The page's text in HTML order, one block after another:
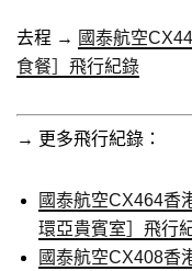
去程 → 國泰航空
食餐］飛行紀錄
→ 更多飛行紀錄：
國泰航空CX464香
環亞貴賓室］飛行
國泰航空CX408香